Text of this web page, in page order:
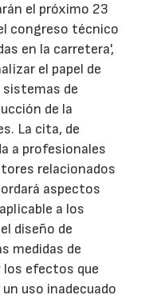
el próximo 23
congreso técnico
en la carretera',
el papel de
de
de la
La cita, de
a profesionales
relacionados
aspectos
a los
diseño de
medidas de
efectos que
uso inadecuado